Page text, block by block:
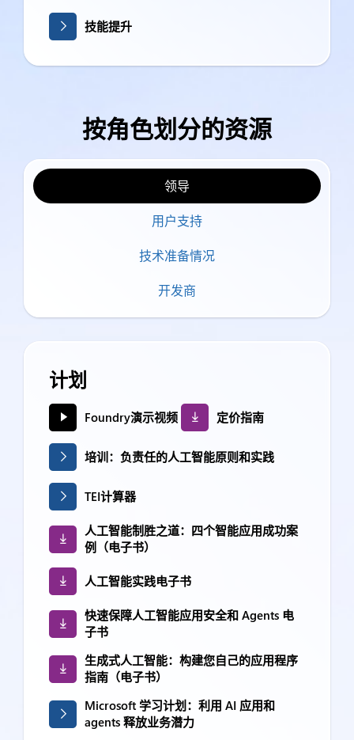
技能提升
按角色划分的资源
领导
用户支持
技术准备情况
开发商
计划
Foundry演示视频 定价指南
培训：负责任的人工智能原则和实践
TEI计算器
人工智能制胜之道：四个智能应用成功案
例（电子书）
人工智能实践电子书
快速保障人工智能应用安全和 Agents 电
子书
生成式人工智能：构建您自己的应用程序
指南（电子书）
Microsoft 学习计划：利用 AI 应用和
agents 释放业务潜力